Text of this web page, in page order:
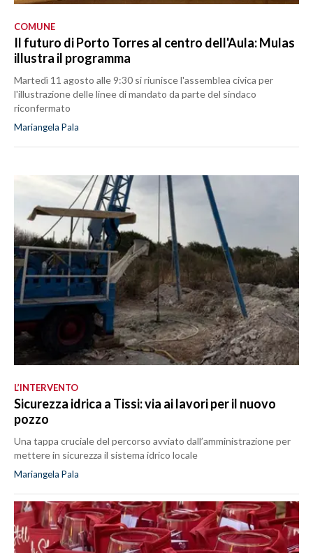
COMUNE
Il futuro di Porto Torres al centro dell'Aula: Mulas
illustra il programma
Martedì 11 agosto alle 9:30 si riunisce l'assemblea civica per
l'illustrazione delle linee di mandato da parte del sindaco
riconfermato
Mariangela Pala
L’INTERVENTO
Sicurezza idrica a Tissi: via ai lavori per il nuovo
pozzo
Una tappa cruciale del percorso avviato dall’amministrazione per
mettere in sicurezza il sistema idrico locale
Mariangela Pala